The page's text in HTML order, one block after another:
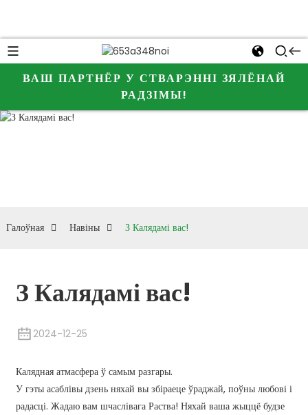
ВАШ ПАРТНЁР У СТВАРЭННІ ЗЯЛЁНАЙ
РАДЗІМЫ!
Галоўная Навіны З Калядамі вас!
З Калядамі вас!
2024-12-25
Калядная атмасфера ў самым разгары.
У гэты асаблівы дзень няхай вы збіраеце ўраджай, поўны любові і
радасці. Жадаю вам шчаслівага Раства! Няхай ваша жыццё будзе